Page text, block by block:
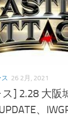
26 2月, 2021
] 2.28 大阪
、